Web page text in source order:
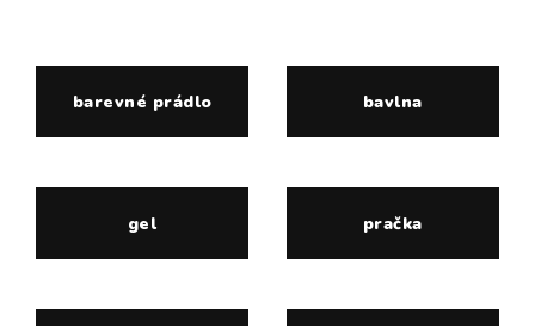
barevné prádlo bavlna
gel pračka